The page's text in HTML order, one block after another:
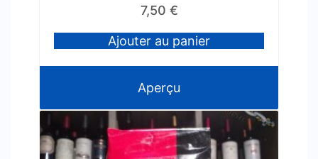
7,50 €
Ajouter au panier
Aperçu